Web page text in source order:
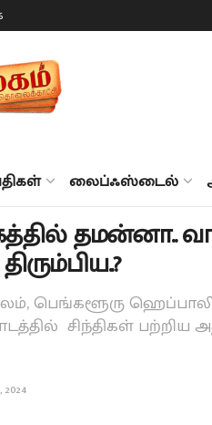
லைப்ஃஸ்டைல்
தமன்னா..
பெங்களூரு
சிந்திகள் பற்றிய
2024